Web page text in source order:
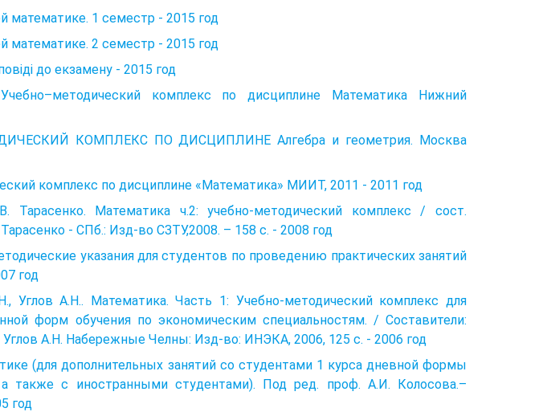
1 семестр - 2015 год
2 семестр - 2015 год
до екзамену - 2015 год
комплекс по дисциплине Математика Нижний
КОМПЛЕКС ПО ДИСЦИПЛИНЕ Алгебра и геометрия. Москва
комплекс по дисциплине «Математика» МИИТ, 2011 - 2011 год
Тарасенко. Математика ч.2: учебно-методический комплекс / сост.
- СПб.: Изд-во CЗТУ,2008. – 158 с. - 2008 год
указания для студентов по проведению практических занятий
год
Углов А.Н.. Математика. Часть 1: Учебно-методический комплекс для
форм обучения по экономическим специальностям. / Составители:
А.Н. Набережные Челны: Изд-во: ИНЭКА, 2006, 125 с. - 2006 год
(для дополнительных занятий со студентами 1 курса дневной формы
а также с иностранными студентами). Под ред. проф. А.И. Колосова.–
год